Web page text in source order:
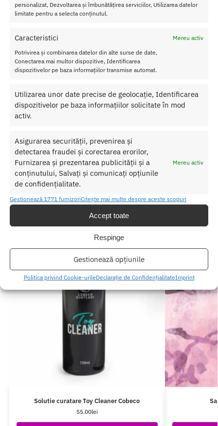
personalizat, Dezvoltarea și îmbunătățirea serviciilor, Utilizarea datelor
limitate pentru a selecta conținutul.
Caracteristici
Mereu activ
Potrivirea și combinarea datelor din alte surse de date,
Conectarea mai multor dispozitive, Identificarea
dispozitivelor pe baza informațiilor transmise automat.
Utilizarea unor date precise de geolocație, Identificarea
dispozitivelor pe baza informațiilor solicitate în mod
activ.
Asigurarea securității, prevenirea și
detectarea fraudei și corectarea erorilor,
Furnizarea și prezentarea publicității și a
conținutului, Salvați și comunicați opțiunile
de confidențialitate.
Mereu activ
Gestionează 1771 furnizoriCitește mai multe despre aceste scopuri
Accept toate
Respinge
Gestionează opțiunile
Politica privind Cookie-urileDeclarație de ConfidențialitateImprint
Material-Silicon
Nu lasati produsul la indemana copiilor.
Pentru o utilizare mai usoara utilizati un lubrifiant pe baza de apa.
calda si sapun.
Pentru o igienizare suplimentara puteti utiliza un toycleaner.
SKU: 819835023425
Categorii: COSMETICE SI IGIENA,Baie si relaxare
Produse similare
Solutie curatare Toy Cleaner Cobeco
55.00lei